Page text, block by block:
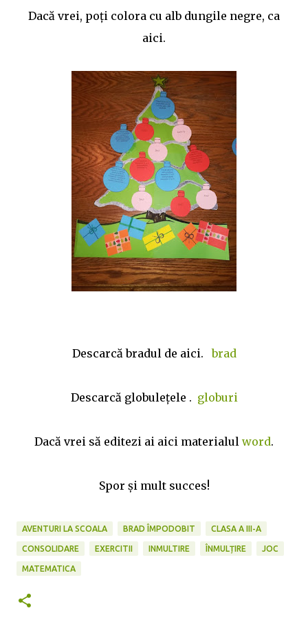
Dacă vrei, poţi colora cu alb dungile negre, ca
aici.
Descarcă bradul de aici.brad
Descarcă globuleţele . globuri
Dacă vrei să editezi ai aici materialul word.
Spor și mult succes!
AVENTURI LA SCOALA BRAD ÎMPODOBIT CLASA A III-A
CONSOLIDARE EXERCITII INMULTIRE ÎNMULȚIRE JOC
MATEMATICA